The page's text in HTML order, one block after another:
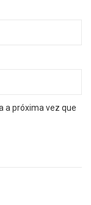
a próxima vez que